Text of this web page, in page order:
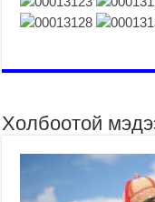
Холбоотой